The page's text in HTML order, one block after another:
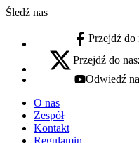
Śledź nas
facebook - otwiera
Przejdź do
x - otwiera się w nowej
Przejdź do
youtube - otwiera
Odwiedź
O nas
Zespół
Kontakt
Regulamin